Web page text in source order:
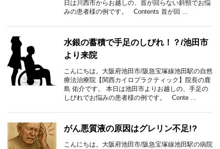
日は川西市からお越しの、首が回らない斜頸でお悩
みの患者様の例です。 Contents 首が回 ...
水銀の蓄積で手足のしびれ！？/池田市
より来院
こんにちは。大阪府池田市/阪急宝塚線池田駅の自然
療法治療院【関西カイロプラクティック】院長の鹿
島 佑介です。 本日は池田市よりお越しの、手足の
しびれでお悩みの患者様の例です。 Conte ...
がん悪質液の原因はグレリン不足!?
こんにちは。大阪府池田市/阪急宝塚線池田駅の病院